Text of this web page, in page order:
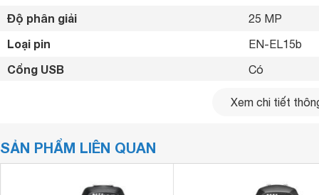
Độ phân giải 25 MP
Loại pin EN-EL15b
Cổng USB Có
Có
Thẻ nhớ tương thích
Xem chi tiết
SẢN PHẨM LIÊN QUAN